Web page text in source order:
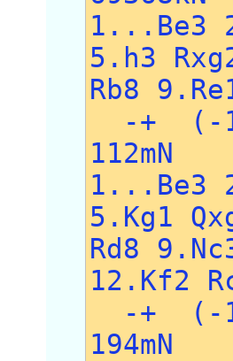
1...Be3
5.h3
Rb8
-+ (-
112mN
1...Be3
5.Kg1
Rd8
12.Kf2
-+ (-
194mN